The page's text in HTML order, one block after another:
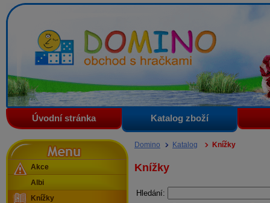
Domino - obchod s hračkami
Úvodní stránka Katalog zboží
Domino Katalog Knížky
Knížky
Hledání:
Menu
Akce
Albi
Knížky